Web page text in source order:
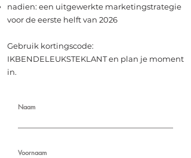
nadien: een uitgewerkte marketingstrategie
voor de eerste helft van 2026
Gebruik kortingscode:
IKBENDELEUKSTEKLANT en plan je moment
in.
Naam
Voornaam